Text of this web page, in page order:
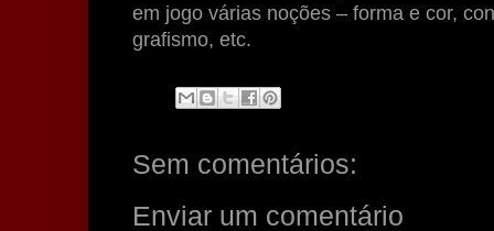
em jogo várias noções – forma e cor,
grafismo, etc.
Sem comentários:
Enviar um comentário